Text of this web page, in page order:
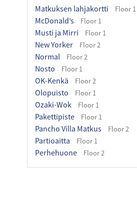
Matkuksen lahjakortti Floor 1
McDonald’s Floor 1
Musti ja Mirri Floor 1
New Yorker Floor 2
Normal Floor 2
Nosto Floor 1
OK-Kenkä Floor 2
Olopuisto Floor 1
Ozaki-Wok Floor 1
Pakettipiste Floor 1
Pancho Villa Matkus Floor 2
Partioaitta Floor 1
Perhehuone Floor 2
PETRIFUN Store Floor 2